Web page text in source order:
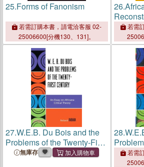
25.Forms of Fanonism
若需訂購本書，請電洽客服 02-
25006600[分機130、131]。
26.
W.E.B.
James
若需
27.W.E.B. Du Bois and the
Problems of the Twenty-First
Century ─ An Essay on
無庫存
28.
Century
若需